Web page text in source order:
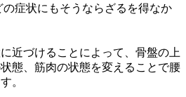
症状にもそうならざるを得なか
近づけることによって、骨盤の上
態、筋肉の状態を変えることで腰
。